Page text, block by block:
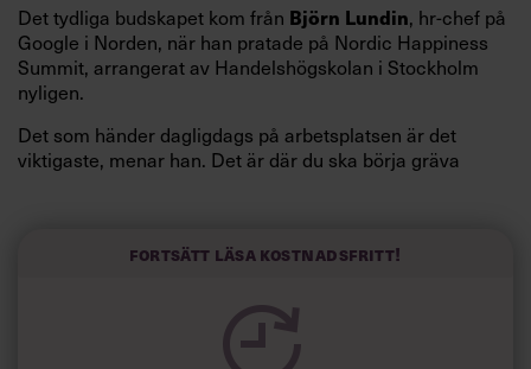
Det tydliga budskapet kom från Björn Lundin, hr-chef på
Google i Norden, när han pratade på Nordic Happiness
Summit, arrangerat av Handelshögskolan i Stockholm
nyligen.
Det som händer dagligdags på arbetsplatsen är det
viktigaste, menar han. Det är där du ska börja gräva
och höjt arbetsglädjen på Google:
Fortsätt läsa kostnadsfritt!